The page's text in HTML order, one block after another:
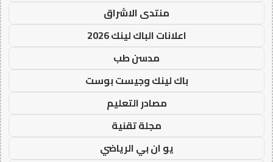
منتدى الاشراق
اعلانات الباك لينك 2026
مدسن طب
باك لينك وجيست بوست
مصادر التعليم
مجلة تقنية
يو ان بي الرياضي